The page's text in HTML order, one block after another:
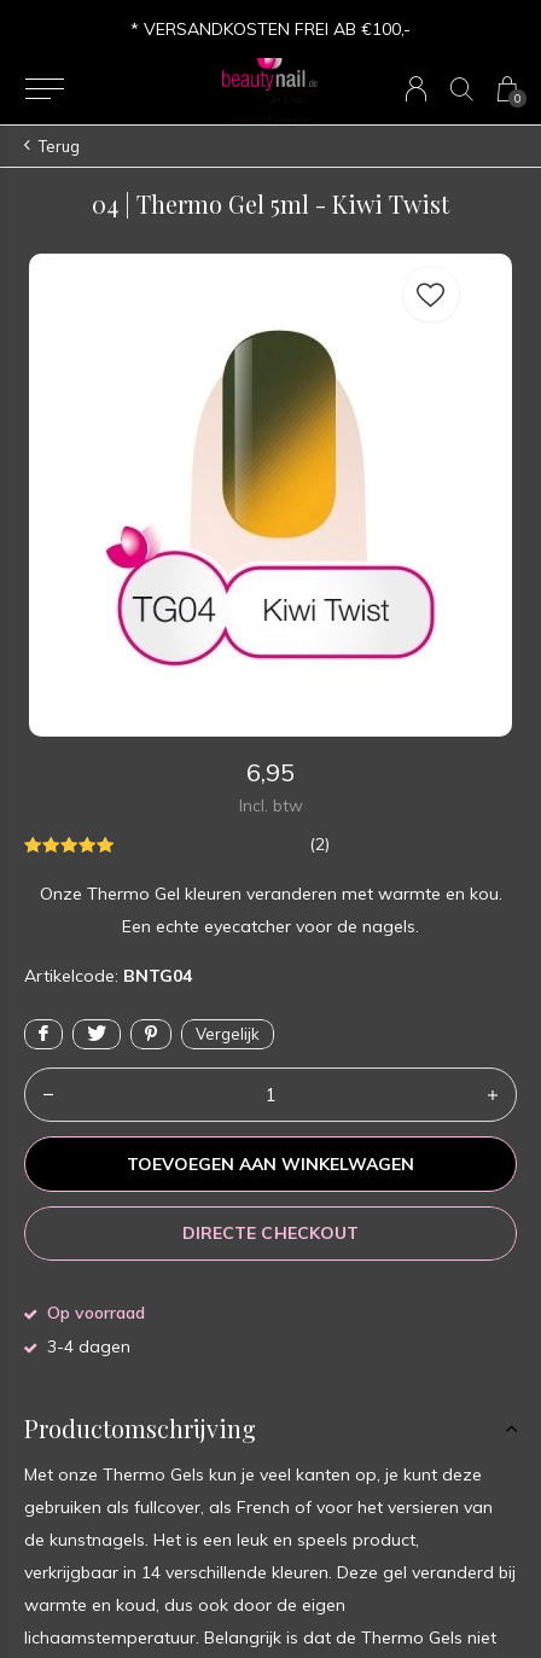
0
* VERSANDKOSTEN FREI AB €100,-
Terug
04 | Thermo Gel 5ml - Kiwi Twist
6,95
Incl. btw
(2)
Onze Thermo Gel kleuren veranderen met warmte en kou.
Een echte eyecatcher voor de nagels.
Artikelcode: BNTG04
Vergelijk
TOEVOEGEN AAN WINKELWAGEN
DIRECTE CHECKOUT
Op voorraad
3-4 dagen
Productomschrijving
Met onze Thermo Gels kun je veel kanten op, je kunt deze
gebruiken als fullcover, als French of voor het versieren van
de kunstnagels. Het is een leuk en speels product,
verkrijgbaar in 14 verschillende kleuren. Deze gel veranderd bij
warmte en koud, dus ook door de eigen
lichaamstemperatuur. Belangrijk is dat de Thermo Gels niet